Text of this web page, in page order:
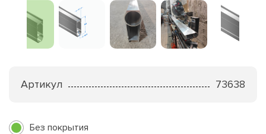
Артикул 73638
Без покрытия